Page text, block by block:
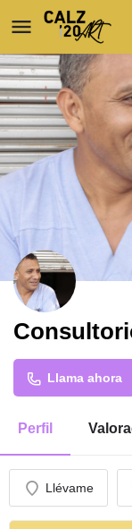
Llama ahora
Perfil
Llévame